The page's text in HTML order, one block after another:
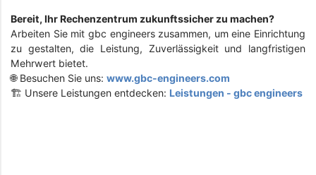
Bereit, Ihr Rechenzentrum zukunftssicher zu machen?
Arbeiten Sie mit gbc engineers zusammen, um eine Einrichtung
zu gestalten, die Leistung, Zuverlässigkeit und langfristigen
Mehrwert bietet.
🌐 Besuchen Sie uns: www.gbc-engineers.com
🏗️ Unsere Leistungen entdecken: Leistungen - gbc engineers